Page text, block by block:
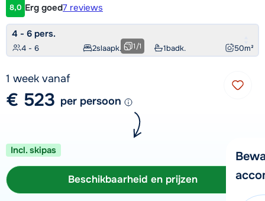
Klantwaardering
8,0 Erg goed7 reviews
4 - 6 pers.
4 - 6 2slaapk. 1badk. 50m²
1/1
1 week vanaf
€ 523 per persoon
Incl. skipas
Beschikbaarheid en prijzen